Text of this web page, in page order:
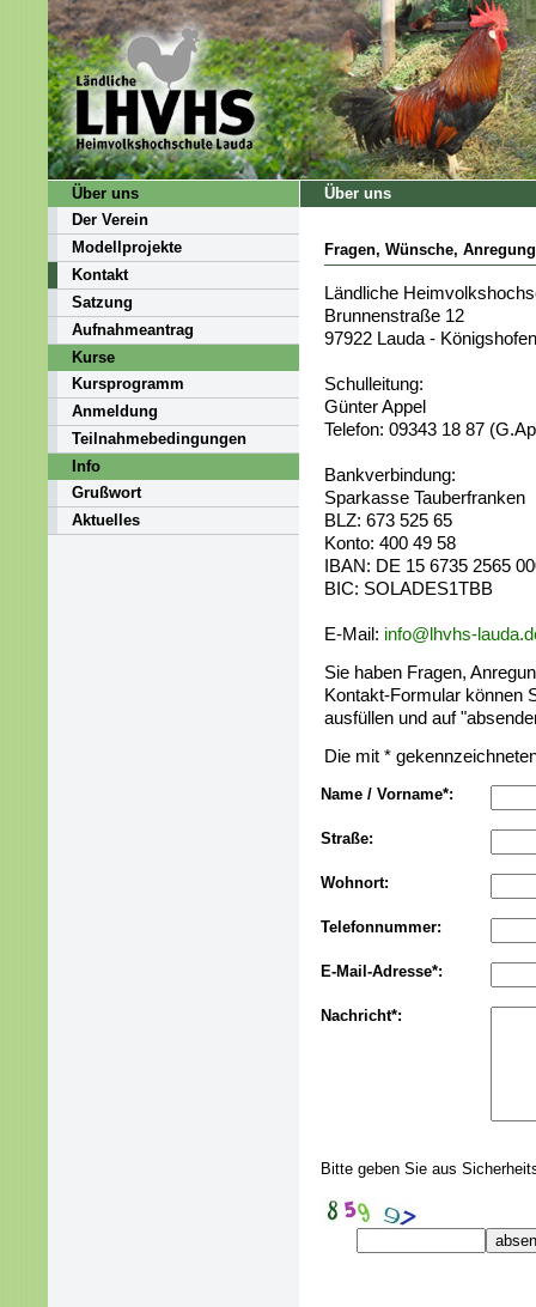
Über uns
Der Verein
Modellprojekte
Kontakt
Satzung
Aufnahmeantrag
Kurse
Kursprogramm
Anmeldung
Teilnahmebedingungen
Info
Grußwort
Aktuelles
Über uns
Fragen, Wünsche,
Ländliche
Brunnenstraße 12
97922 Lauda - Königshofen
Schulleitung:
Günter Appel
Telefon: 09343 18 87
Bankverbindung:
Sparkasse Tauberfranken
BLZ: 673 525 65
Konto: 400 49 58
IBAN: DE 15 6735 2565
BIC: SOLADES1TBB
E-Mail: info@lhvhs-
Sie haben Fragen,
Kontakt-Formular können
ausfüllen und auf
Die mit *
Name / Vorname*:
Straße:
Wohnort:
Telefonnummer:
E-Mail-Adresse*:
Nachricht*:
Bitte geben Sie aus